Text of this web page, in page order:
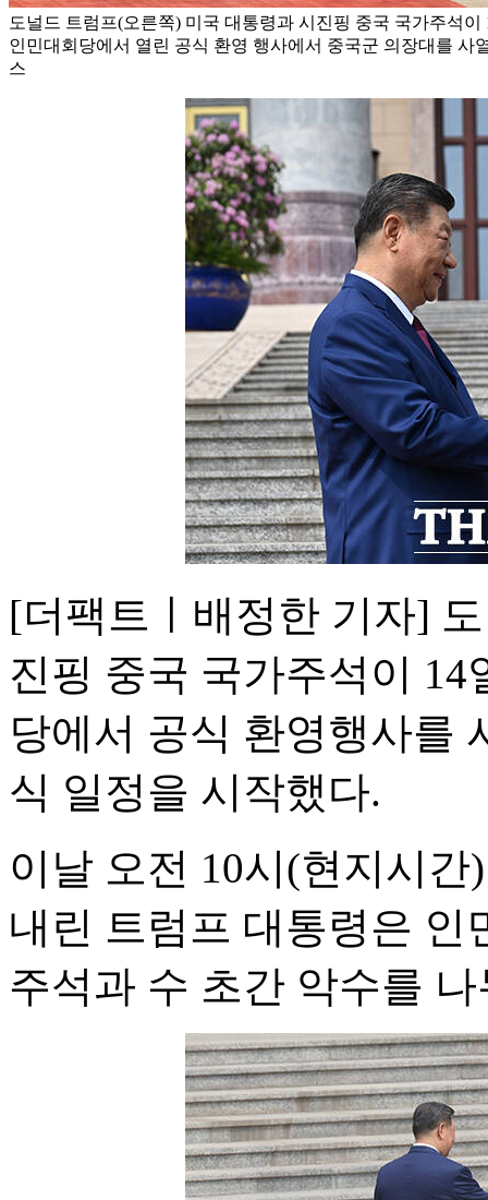
도널드 트럼프(오른쪽) 미국 대통령과 시진핑 중국 국가주석
인민대회당에서 열린 공식 환영 행사에서 중국군 의장대를 사
스
[더팩트ㅣ배정한 기자]
진핑 중국 국가주석이
당에서 공식 환영행사를
식 일정을 시작했다.
이날 오전 10시(현지시
내린 트럼프 대통령은 인
주석과 수 초간 악수를